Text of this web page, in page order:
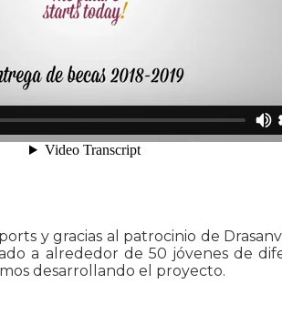
y gracias al patrocinio de
a alrededor de 50 jóvenes de
desarrollando el proyecto.